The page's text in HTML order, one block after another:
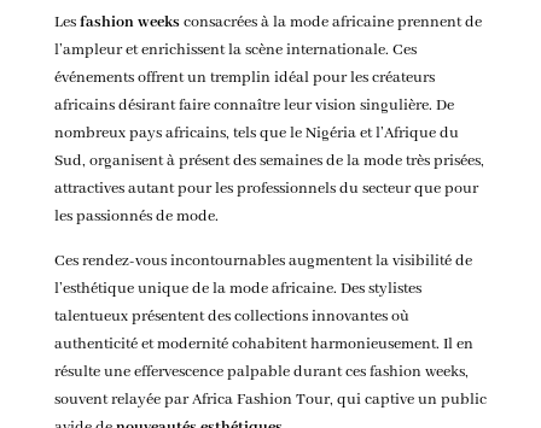
Lesfashion weeksconsacrées à la mode africaine prennent de
l’ampleur et enrichissent la scène internationale. Ces
événements offrent un tremplin idéal pour les créateurs
africains désirant faire connaître leur vision singulière. De
nombreux pays africains, tels que le Nigéria et l’Afrique du
Sud, organisent à présent des semaines de la mode très prisées,
attractives autant pour les professionnels du secteur que pour
les passionnés de mode.
Ces rendez-vous incontournables augmentent la visibilité de
l’esthétique unique de la mode africaine. Des stylistes
talentueux présentent des collections innovantes où
authenticité et modernité cohabitent harmonieusement. Il en
résulte une effervescence palpable durant ces fashion weeks,
souvent relayée par Africa Fashion Tour, qui captive un public